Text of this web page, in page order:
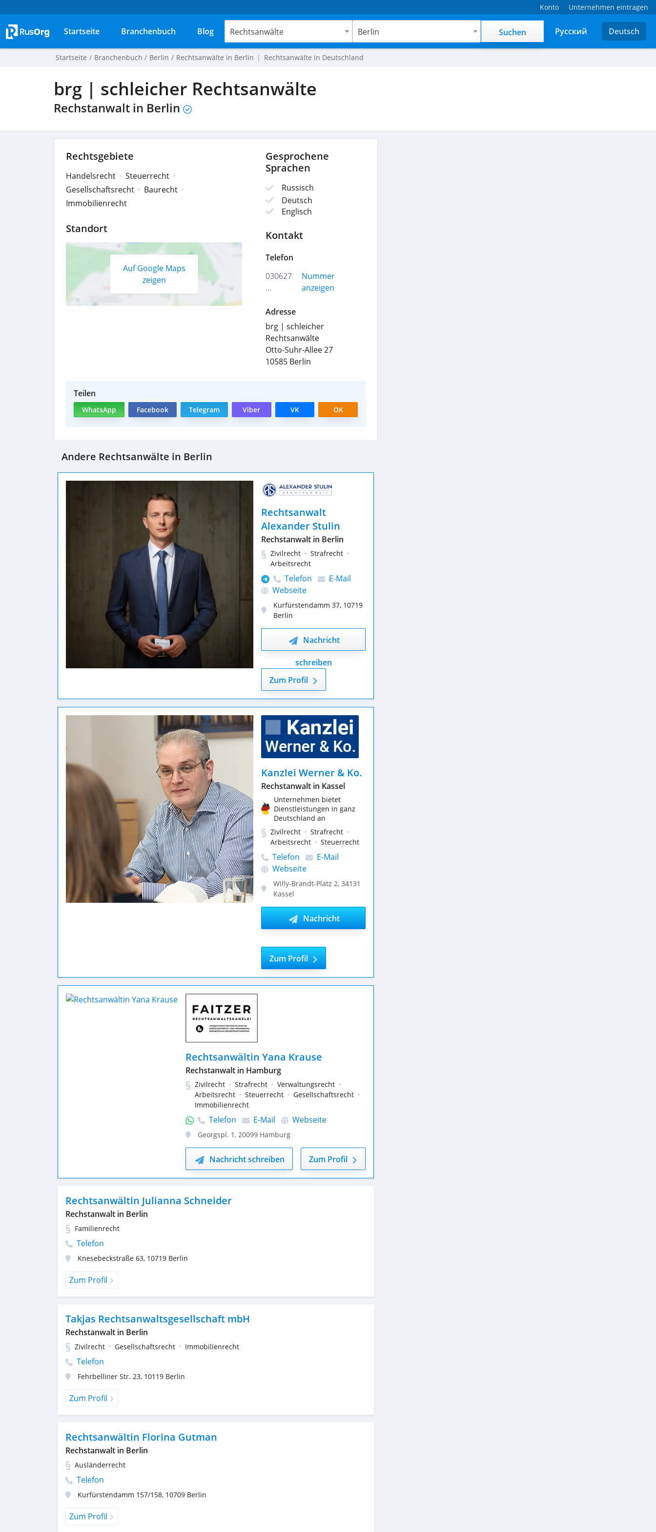
Konto Unternehmen eintragen
Startseite Branchenbuch Blog Rechtsanwälte Berlin Suchen Русский Deutsch
Startseite Branchenbuch Berlin Rechtsanwälte in Berlin Rechtsanwälte in Deutschland
brg | schleicher Rechtsanwälte
Rechstanwalt in Berlin
Rechtsgebiete
Handelsrecht
Steuerrecht
Gesellschaftsrecht
Baurecht
Immobilienrecht
Standort
Auf Google Maps
zeigen
Gesprochene
Sprachen
Russisch
Deutsch
Englisch
Kontakt
Telefon
030627
...
Nummer
anzeigen
Adresse
brg | schleicher
Rechtsanwälte
Otto-Suhr-Allee 27
10585 Berlin
Teilen
WhatsApp Facebook Telegram Viber VK OK
Andere Rechtsanwälte in Berlin
Rechtsanwalt
Alexander Stulin
Rechstanwalt in Berlin
Zivilrecht
Strafrecht
Arbeitsrecht
Telefon
E-Mail
Webseite
Kurfürstendamm 37, 10719
Berlin
Nachricht
schreiben
Zum Profil
Kanzlei Werner & Ko.
Rechstanwalt in Kassel
Unternehmen bietet
Dienstleistungen in ganz
Deutschland an
Zivilrecht
Strafrecht
Arbeitsrecht
Steuerrecht
Telefon
E-Mail
Webseite
Willy-Brandt-Platz 2, 34131
Kassel
Nachricht
Zum Profil
Rechtsanwältin Yana Krause
Rechstanwalt in Hamburg
Zivilrecht Strafrecht
Verwaltungsrecht
Arbeitsrecht
Steuerrecht
Gesellschaftsrecht
Immobilienrecht
Telefon E-Mail Webseite
Georgspl. 1, 20099 Hamburg
Nachricht schreiben Zum Profil
Rechtsanwältin Julianna Schneider
Rechstanwalt in Berlin
Familienrecht
Telefon
Knesebeckstraße 63, 10719 Berlin
Zum Profil
Takjas Rechtsanwaltsgesellschaft mbH
Rechstanwalt in Berlin
Zivilrecht Gesellschaftsrecht Immobilienrecht
Telefon
Fehrbelliner Str. 23, 10119 Berlin
Zum Profil
Rechtsanwältin Florina Gutman
Rechstanwalt in Berlin
Ausländerrecht
Telefon
Kurfürstendamm 157/158, 10709 Berlin
Zum Profil